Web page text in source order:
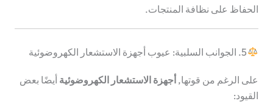
الحفاظ على نظافة المنتجات.
5. الجوانب السلبية: عيوب أجهزة الاستشعار الكهروضوئية
على الرغم من قوتها, أجهزة الاستشعار الكهروضوئية أيضًا بعض
القيود: